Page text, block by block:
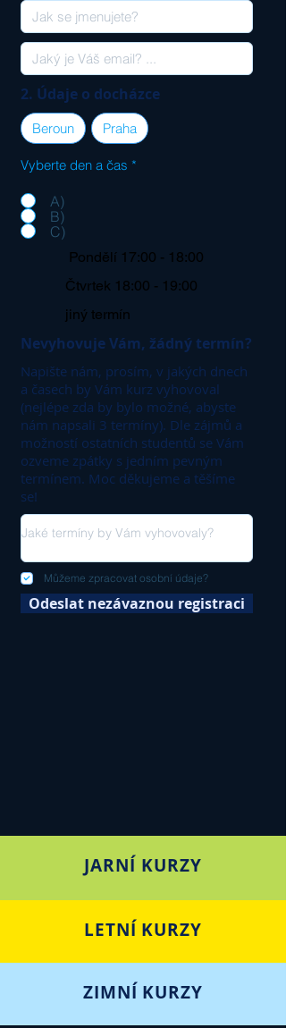
2. Údaje o docházce
Beroun Praha
Vyberte den a čas *
A)
B)
C)
Pondělí 17:00 - 18:00
Čtvrtek 18:00 - 19:00
jiný termín
Nevyhovuje Vám, žádný termín?
Napište nám, prosím, v jakých dnech
a časech by Vám kurz vyhovoval
(nejlépe zda by bylo možné, abyste
nám napsali 3 termíny). Dle zájmů a
možností ostatních studentů se Vám
ozveme zpátky s jedním pevným
termínem. Moc děkujeme a těšíme
se!
Můžeme zpracovat osobní údaje?
Odeslat nezávaznou registraci
JARNÍ KURZY
LETNÍ KURZY
ZIMNÍ KURZY